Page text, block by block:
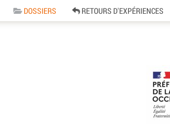
DOSSIERS RETOURS D'EXPÉRIENCES